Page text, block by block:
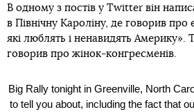
В одному з постів у Twitter він
в Північну Кароліну, де говорив про
які люблять і ненавидять Америку».
говорив про жінок-конгресменів.
Big Rally tonight in Greenville, North
to tell you about, including the fact that